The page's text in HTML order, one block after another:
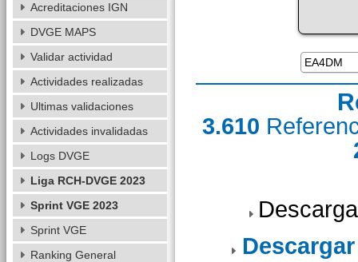
3.610
Acreditaciones IGN
DVGE MAPS
Validar actividad
Actividades realizadas
Ultimas validaciones
Actividades invalidadas
Logs DVGE
Liga RCH-DVGE 2023
Sprint VGE 2023
Sprint VGE
Ranking General